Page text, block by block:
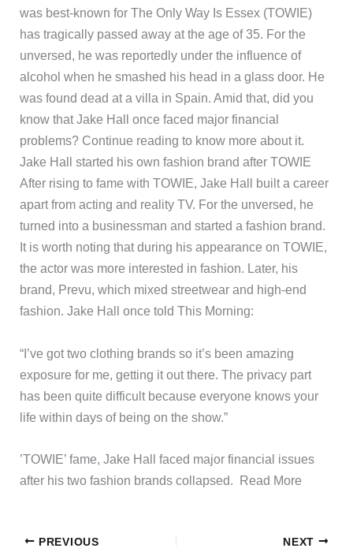
was best-known for The Only Way Is Essex (TOWIE)
has tragically passed away at the age of 35. For the
unversed, he was reportedly under the influence of
alcohol when he smashed his head in a glass door. He
was found dead at a villa in Spain. Amid that, did you
know that Jake Hall once faced major financial
problems? Continue reading to know more about it.
Jake Hall started his own fashion brand after TOWIE
After rising to fame with TOWIE, Jake Hall built a career
apart from acting and reality TV. For the unversed, he
turned into a businessman and started a fashion brand.
It is worth noting that during his appearance on TOWIE,
the actor was more interested in fashion. Later, his
brand, Prevu, which mixed streetwear and high-end
fashion. Jake Hall once told This Morning:
“I’ve got two clothing brands so it’s been amazing
exposure for me, getting it out there. The privacy part
has been quite difficult because everyone knows your
life within days of being on the show.”
​’TOWIE’ fame, Jake Hall faced major financial issues
after his two fashion brands collapsed. ​Read More
PREVIOUS NEXT